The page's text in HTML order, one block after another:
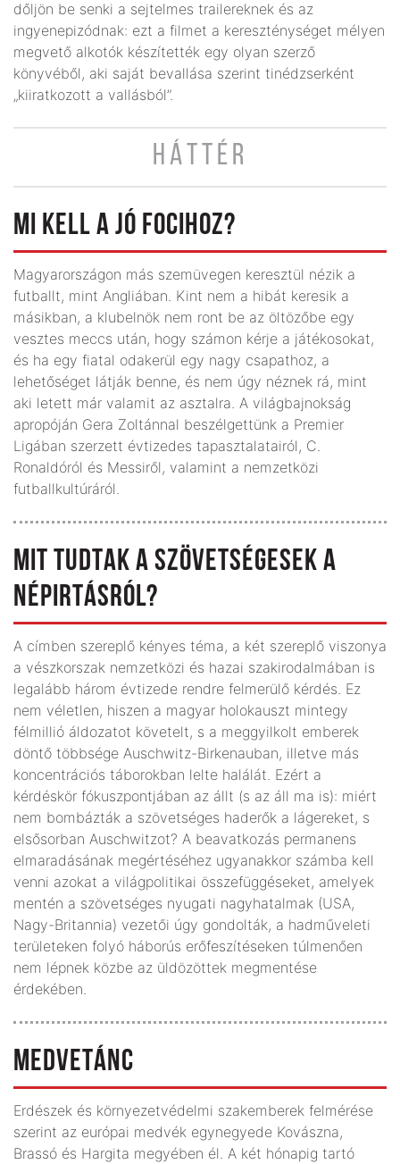
dőljön be senki a sejtelmes trailereknek és az
ingyenepizódnak: ezt a filmet a kereszténységet mélyen
megvető alkotók készítették egy olyan szerző
könyvéből, aki saját bevallása szerint tinédzserként
„kiiratkozott a vallásból”.
HÁTTÉR
MI KELL A JÓ FOCIHOZ?
Magyarországon más szemüvegen keresztül nézik a
futballt, mint Angliában. Kint nem a hibát keresik a
másikban, a klubelnök nem ront be az öltözőbe egy
vesztes meccs után, hogy számon kérje a játékosokat,
és ha egy fiatal odakerül egy nagy csapathoz, a
lehetőséget látják benne, és nem úgy néznek rá, mint
aki letett már valamit az asztalra. A világbajnokság
apropóján Gera Zoltánnal beszélgettünk a Premier
Ligában szerzett évtizedes tapasztalatairól, C.
Ronaldóról és Messiről, valamint a nemzetközi
futballkultúráról.
MIT TUDTAK A SZÖVETSÉGESEK A
NÉPIRTÁSRÓL?
A címben szereplő kényes téma, a két szereplő viszonya
a vészkorszak nemzetközi és hazai szakirodalmában is
legalább három évtizede rendre felmerülő kérdés. Ez
nem véletlen, hiszen a magyar holokauszt mintegy
félmillió áldozatot követelt, s a meggyilkolt emberek
döntő többsége Auschwitz-Birkenauban, illetve más
koncentrációs táborokban lelte halálát. Ezért a
kérdéskör fókuszpontjában az állt (s az áll ma is): miért
nem bombázták a szövetséges haderők a lágereket, s
elsősorban Auschwitzot? A beavatkozás permanens
elmaradásának megértéséhez ugyanakkor számba kell
venni azokat a világpolitikai összefüggéseket, amelyek
mentén a szövetséges nyugati nagyhatalmak (USA,
Nagy-Britannia) vezetői úgy gondolták, a hadműveleti
területeken folyó háborús erőfeszítéseken túlmenően
nem lépnek közbe az üldözöttek megmentése
érdekében.
MEDVETÁNC
Erdészek és környezetvédelmi szakemberek felmérése
szerint az európai medvék egynegyede Kovászna,
Brassó és Hargita megyében él. A két hónapig tartó